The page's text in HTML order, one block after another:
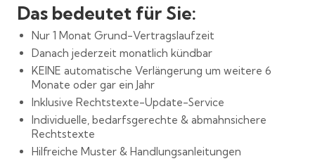
Das bedeutet für Sie:
Nur 1 Monat Grund-Vertragslaufzeit
Danach jederzeit monatlich kündbar
KEINE automatische Verlängerung um weitere 6
Monate oder gar ein Jahr
Inklusive Rechtstexte-Update-Service
Individuelle, bedarfsgerechte & abmahnsichere
Rechtstexte
Hilfreiche Muster & Handlungsanleitungen